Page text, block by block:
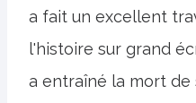
a fait un excellent
l'histoire sur grand
a entraîné la mort de